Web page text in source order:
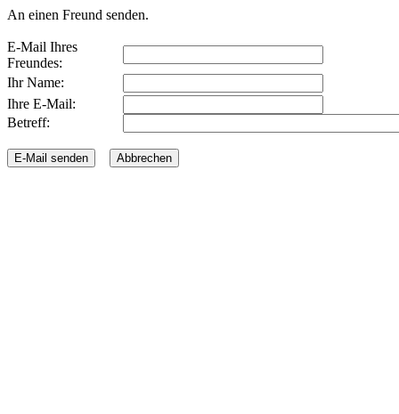
An einen Freund senden.
E-Mail Ihres
Freundes:
Ihr Name:
Ihre E-Mail:
Betreff: